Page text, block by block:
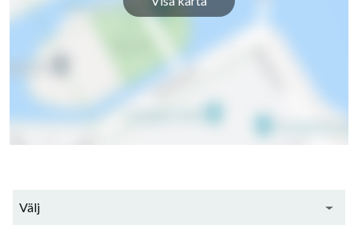
Välj